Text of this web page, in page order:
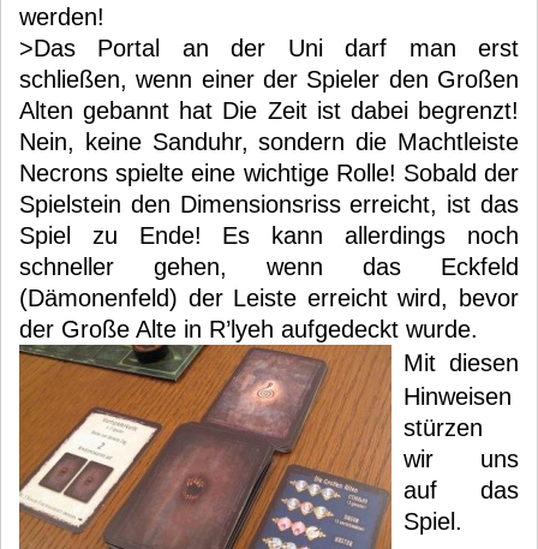
werden!
>Das Portal an der Uni darf man erst
schließen, wenn einer der Spieler den Großen
Alten gebannt hat Die Zeit ist dabei begrenzt!
Nein, keine Sanduhr, sondern die Machtleiste
Necrons spielte eine wichtige Rolle! Sobald der
Spielstein den Dimensionsriss erreicht, ist das
Spiel zu Ende! Es kann allerdings noch
schneller gehen, wenn das Eckfeld
(Dämonenfeld) der Leiste erreicht wird, bevor
der Große Alte in R’lyeh aufgedeckt wurde.
Mit diesen
Hinweisen
stürzen
wir uns
auf das
Spiel.